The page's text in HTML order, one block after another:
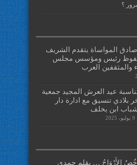
؟
المواساة يتقدم الشريف
رئيس ومؤسس مجلس
والمثقفين العرب
عيد العرش المجيد جمعية
بلادي تنسيق مع ادارة دار
ابن يخلف
9 يوليو، 2025
الأَرْوَاحُ … بقلم حمدي